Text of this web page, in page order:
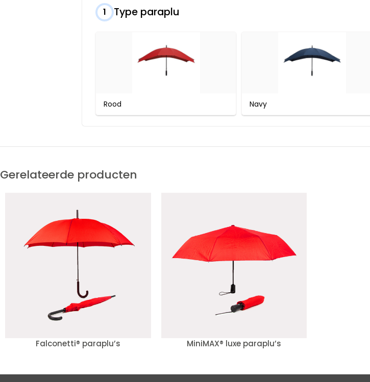
1 Type paraplu
Rood Navy
Gerelateerde producten
Falconetti® paraplu’s MiniMAX® luxe paraplu’s